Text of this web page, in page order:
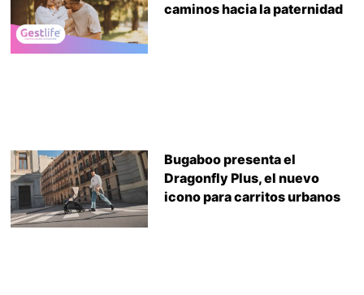
caminos hacia la paternidad
Bugaboo presenta el
Dragonfly Plus, el nuevo
icono para carritos urbanos